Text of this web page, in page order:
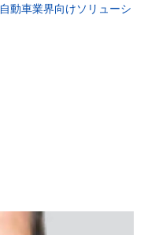
動車業界向けソリューシ